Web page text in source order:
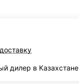
дилер в Казахстане